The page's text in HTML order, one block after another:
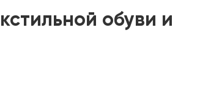
обуви и